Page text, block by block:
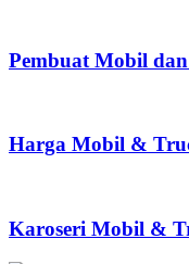
Pembuat Mobil
Harga Mobil &
Karoseri Mobil &